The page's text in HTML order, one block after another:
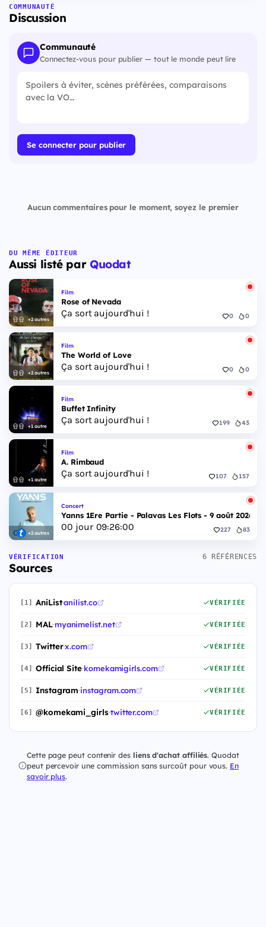
COMMUNAUTÉ
Discussion
Communauté
Connectez-vous pour publier — tout le monde peut lire
Se connecter pour publier
Aucun commentaires pour le moment, soyez le premier
DU MÊME ÉDITEUR
Aussi listé par Quodat
+2 autres
Film
Rose of Nevada
Ça sort aujourd'hui ! 0 0
+2 autres
Film
The World of Love
Ça sort aujourd'hui ! 0 0
+1 autre
Film
Buffet Infinity
Ça sort aujourd'hui ! 199 43
+1 autre
Film
A. Rimbaud
Ça sort aujourd'hui ! 107 157
+2 autres
Concert
Yanns 1Ere Partie - Palavas Les Flots - 9 août 2026
00 jour 09:25:59 227 83
VÉRIFICATION
Sources
6 RÉFÉRENCES
[1] AniList·anilist.co VÉRIFIÉE
[2] MAL·myanimelist.net VÉRIFIÉE
[3] Twitter·x.com VÉRIFIÉE
[4] Official Site·komekamigirls.com VÉRIFIÉE
[5] Instagram·instagram.com VÉRIFIÉE
[6] @komekami_girls·twitter.com VÉRIFIÉE
Cette page peut contenir des liens d'achat affiliés. Quodat
peut percevoir une commission sans surcoût pour vous. En
savoir plus.